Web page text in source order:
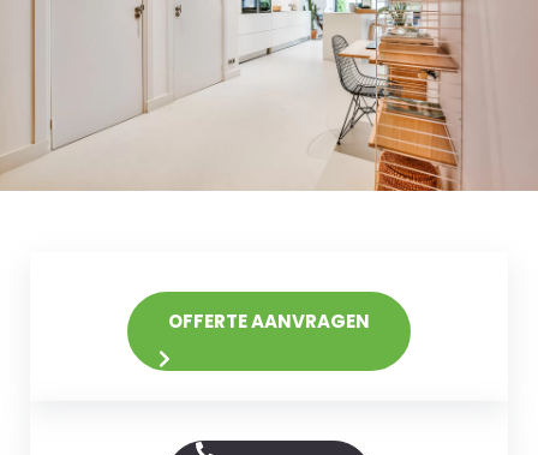
OFFERTE AANVRAGEN